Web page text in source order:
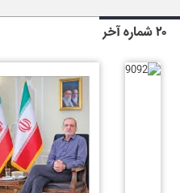
۲۰ شماره آخر